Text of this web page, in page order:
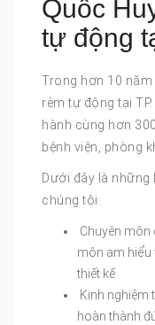
Quốc
tự động
Trong hơn 10
rèm tự động tại
hành cùng hơn
bệnh viện, phòng
Dưới đây là
chúng tôi:
Chuyên môn
môn am hiểu
thiết kế
Kinh nghiệm
hoàn thành